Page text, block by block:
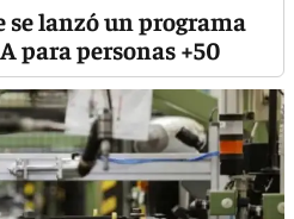
se lanzó un programa
para personas +50